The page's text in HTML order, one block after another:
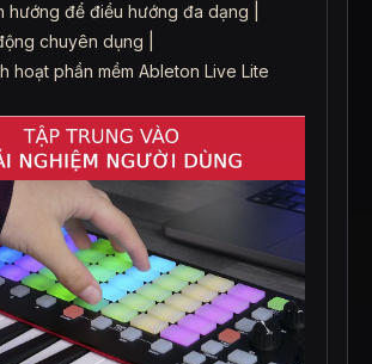
hướng để điều hướng đa dạng |
chuyên dụng |
hoạt phần mềm Ableton Live Lite